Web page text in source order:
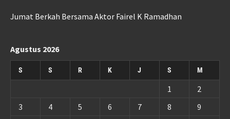
Jumat Berkah Bersama Aktor Fairel K Ramadhan
Agustus 2026
S S R K J S M
1
2
3
4 5 6 7 8
9